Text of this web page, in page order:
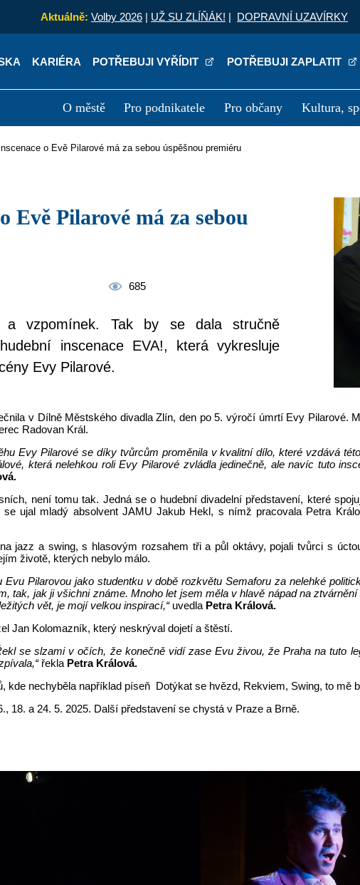
Aktuálně: Volby 2026 | UŽ SU ZLÍŇÁK! | DOPRAVNÍ UZAVÍRKY
KARIÉRA POTŘEBUJI VYŘÍDIT POTŘEBUJI ZAPLATIT
O městě Pro podnikatele Pro občany Kultura,
deska Kariéra
inscenace o Evě Pilarové má za sebou úspěšnou premiéru
685
a vzpomínek. Tak by se dala stručně
inscenace
EVA!, která vykresluje
Evy Pilarové.
v Dílně Městského divadla Zlín, den po 5. výročí úmrtí Evy Pilarové.
Radovan Král.
Evy Pilarové se díky tvůrcům proměnila v kvalitní dílo, které vzdává
která nelehkou roli Evy Pilarové zvládla jedinečně, ale navíc tuto
není tomu tak. Jedná se o hudební divadelní představení, které
ujal mladý absolvent JAMU Jakub Hekl, s nímž pracovala Petra
jazz a swing, s hlasovým rozsahem tři a půl oktávy, pojali tvůrci s
životě, kterých nebylo málo.
Pilarovou jako studentku v době rozkvětu Semaforu za nelehké
tak, jak ji všichni známe. Mnoho let jsem měla v hlavě nápad na
vět, je mojí velkou inspirací,“ uvedla Petra Králová.
Jan Kolomazník, který neskrýval dojetí a štěstí.
se slzami v očích, že konečně vidí zase Evu živou, že Praha na tuto
řekla Petra Králová.
kde nechyběla například píseň Dotýkat se hvězd, Rekviem, Swing, to mě
18. a 24. 5. 2025. Další představení se chystá v Praze a Brně.